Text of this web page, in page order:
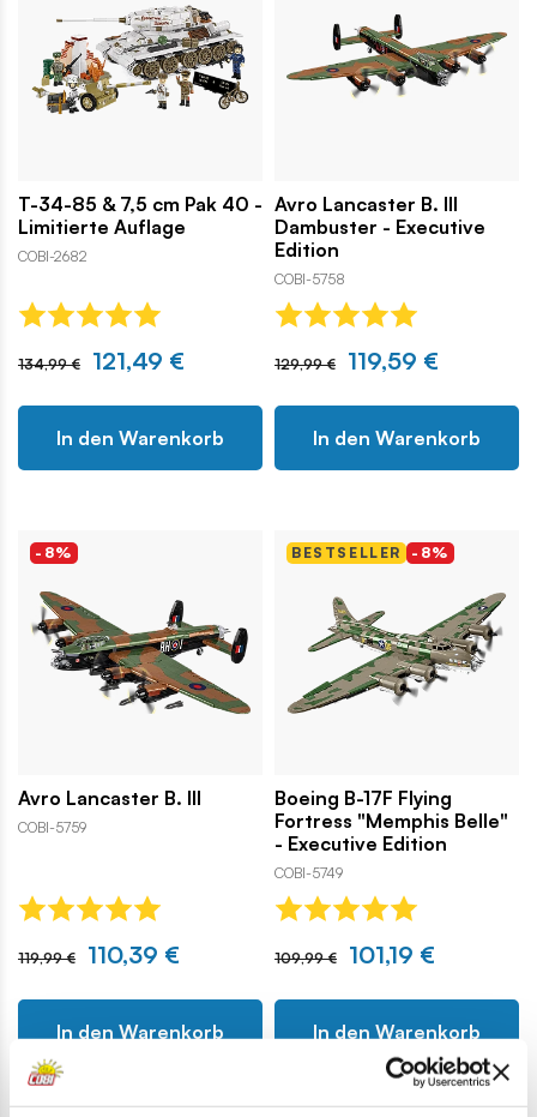
T-34-85 & 7,5 cm Pak 40 -
Limitierte Auflage
COBI-2682
134,99 € 121,49 €
In den Warenkorb
Avro Lancaster B. III
Dambuster - Executive
Edition
COBI-5758
129,99 € 119,59 €
In den Warenkorb
-8%
Avro Lancaster B. III
COBI-5759
119,99 € 110,39 €
In den Warenkorb
BESTSELLER -8%
Boeing B-17F Flying
Fortress "Memphis Belle"
- Executive Edition
COBI-5749
109,99 € 101,19 €
In den Warenkorb